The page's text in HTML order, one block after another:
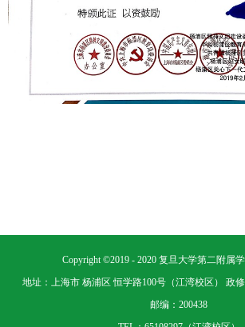
Copyright ©2019 - 2020 复旦大学第二附属
地址：上海市 杨浦区 恒学路100号（江湾校区） 政修
邮编：200438